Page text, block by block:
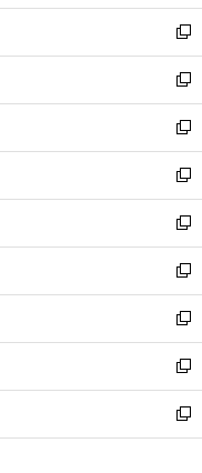
ウ
ィ
ン
ド
ウ
で
開
く
し
い
ウ
ィ
ン
ド
ウ
で
開
く
新
し
い
ウ
ィ
ン
ド
ウ
で
開
く
新
し
い
ウ
ィ
ン
ド
ウ
で
開
く
新
し
い
ウ
ィ
ン
ド
ウ
で
開
く
新
し
い
ウ
ィ
ン
ド
ウ
で
開
く
新
し
い
ウ
ィ
ン
ド
ウ
で
開
新
し
い
ウ
ィ
ン
ド
ウ
新
し
い
ウ
ィ
ン
新
し
い
ウ
新
し